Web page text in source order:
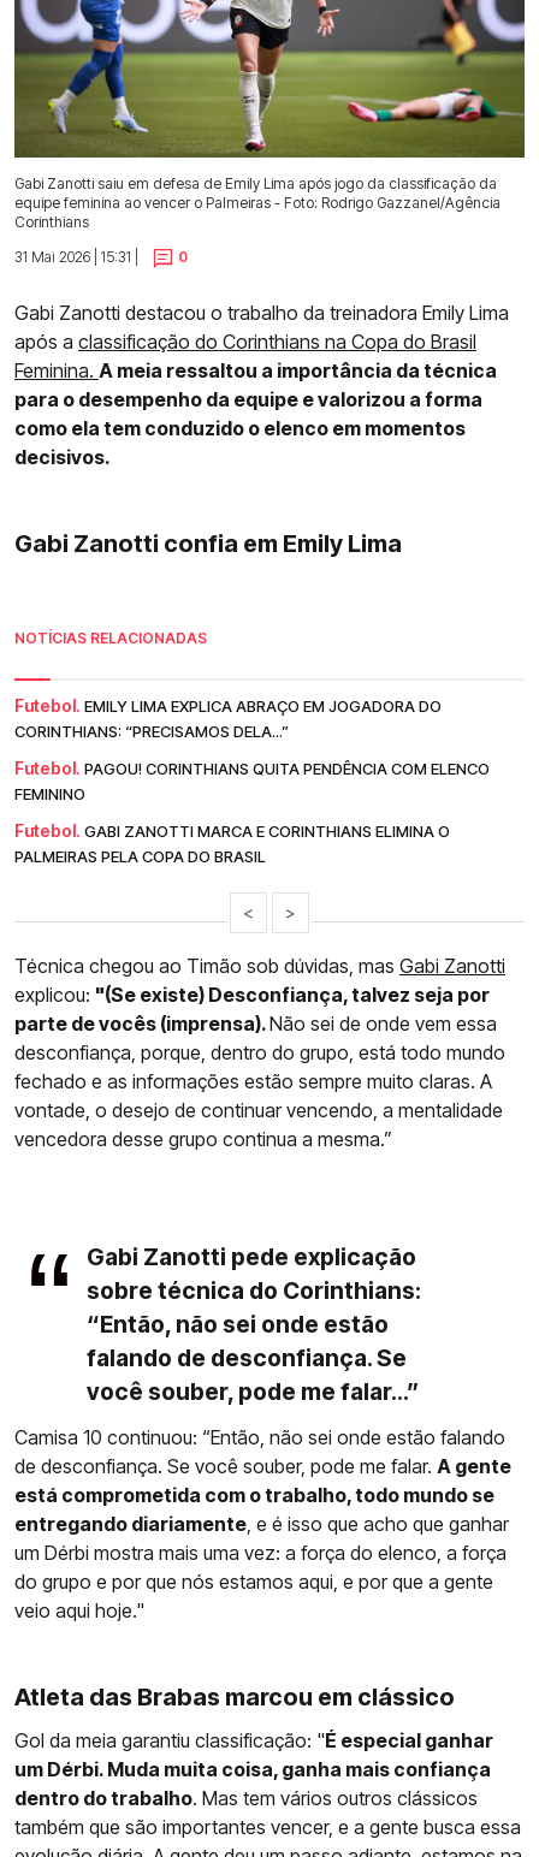
Gabi Zanotti saiu em defesa de Emily Lima após jogo da classificação da
equipe feminina ao vencer o Palmeiras - Foto: Rodrigo Gazzanel/Agência
Corinthians
31 Mai 2026 | 15:31 |
0
Gabi Zanotti destacou o trabalho da treinadora Emily Lima
após a classificação do Corinthians na Copa do Brasil
Feminina. A meia ressaltou a importância da técnica
para o desempenho da equipe e valorizou a forma
como ela tem conduzido o elenco em momentos
decisivos.
Gabi Zanotti confia em Emily Lima
NOTÍCIAS RELACIONADAS
Futebol. EMILY LIMA EXPLICA ABRAÇO EM JOGADORA DO
CORINTHIANS: “PRECISAMOS DELA...”
Futebol. PAGOU! CORINTHIANS QUITA PENDÊNCIA COM ELENCO
FEMININO
Futebol. GABI ZANOTTI MARCA E CORINTHIANS ELIMINA O
PALMEIRAS PELA COPA DO BRASIL
< >
Técnica chegou ao Timão sob dúvidas, mas Gabi Zanotti
explicou: "(Se existe) Desconfiança, talvez seja por
parte de vocês (imprensa).Não sei de onde vem essa
desconfiança, porque, dentro do grupo, está todo mundo
fechado e as informações estão sempre muito claras. A
vontade, o desejo de continuar vencendo, a mentalidade
vencedora desse grupo continua a mesma.”
Gabi Zanotti pede explicação
sobre técnica do Corinthians:
“Então, não sei onde estão
falando de desconfiança. Se
você souber, pode me falar...”
Camisa 10 continuou: “Então, não sei onde estão falando
de desconfiança. Se você souber, pode me falar. A gente
está comprometida com o trabalho, todo mundo se
entregando diariamente , e é isso que acho que ganhar
um Dérbi mostra mais uma vez: a força do elenco, a força
do grupo e por que nós estamos aqui, e por que a gente
veio aqui hoje."
Atleta das Brabas marcou em clássico
Gol da meia garantiu classificação: "É especial ganhar
um Dérbi. Muda muita coisa, ganha mais confiança
dentro do trabalho. Mas tem vários outros clássicos
também que são importantes vencer, e a gente busca essa